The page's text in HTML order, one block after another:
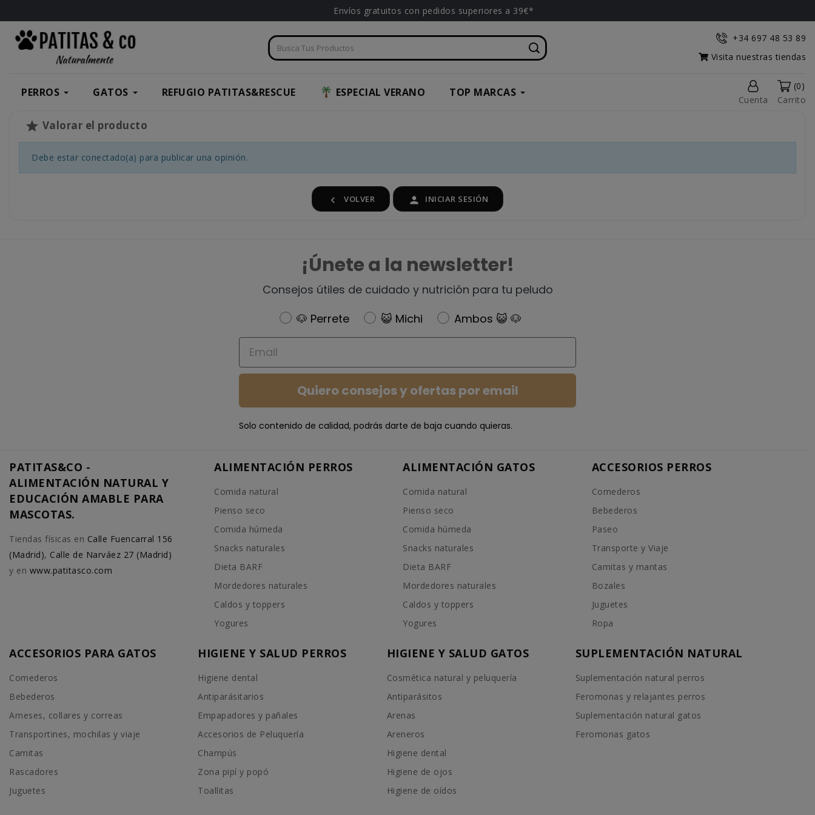
Envíos gratuitos con pedidos superiores a 39€*
+34 697 48 53 89
Visita nuestras tiendas
PERROS GATOS REFUGIO PATITAS&RESCUE ESPECIAL VERANO TOP MARCAS
Cuenta
(0)
Carrito
 Valorar el producto
Debe estar conectado(a) para publicar una opinión.
 VOLVER  INICIAR SESIÓN
¡Únete a la newsletter!
Consejos útiles de cuidado y nutrición para tu peludo
Newsletter
🐶 Perrete 😺 Michi
Ambos 😺 🐶
Email
Quiero consejos y ofertas por email
Solo contenido de calidad, podrás darte de baja cuando quieras.
PATITAS&CO -
ALIMENTACIÓN NATURAL Y
EDUCACIÓN AMABLE PARA
MASCOTAS.
Tiendas físicas en Calle Fuencarral 156
(Madrid), Calle de Narváez 27 (Madrid)
y en www.patitasco.com
ALIMENTACIÓN PERROS
Comida natural
Pienso seco
Comida húmeda
Snacks naturales
Dieta BARF
Mordedores naturales
Caldos y toppers
Yogures
ALIMENTACIÓN GATOS
Comida natural
Pienso seco
Comida húmeda
Snacks naturales
Dieta BARF
Mordedores naturales
Caldos y toppers
Yogures
ACCESORIOS PERROS
Comederos
Bebederos
Paseo
Transporte y Viaje
Camitas y mantas
Bozales
Juguetes
Ropa
ACCESORIOS PARA GATOS
Comederos
Bebederos
Arneses, collares y correas
Transportines, mochilas y viaje
Camitas
Rascadores
Juguetes
HIGIENE Y SALUD PERROS
Higiene dental
Antiparásitarios
Empapadores y pañales
Accesorios de Peluquería
Champús
Zona pipí y popó
Toallitas
HIGIENE Y SALUD GATOS
Cosmética natural y peluquería
Antiparásitos
Arenas
Areneros
Higiene dental
Higiene de ojos
Higiene de oídos
SUPLEMENTACIÓN NATURAL
Suplementación natural perros
Feromonas y relajantes perros
Suplementación natural gatos
Feromonas gatos